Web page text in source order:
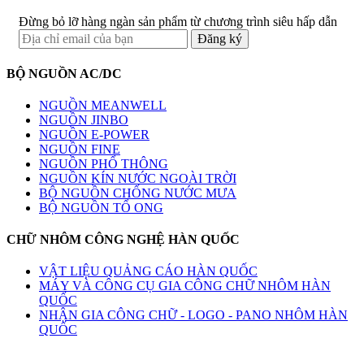
Đừng bỏ lỡ hàng ngàn sản phẩm từ chương trình siêu hấp dẫn
BỘ NGUỒN AC/DC
NGUỒN MEANWELL
NGUỒN JINBO
NGUỒN E-POWER
NGUỒN FINE
NGUỒN PHỔ THÔNG
NGUỒN KÍN NƯỚC NGOÀI TRỜI
BỘ NGUỒN CHỐNG NƯỚC MƯA
BỘ NGUỒN TỔ ONG
CHỮ NHÔM CÔNG NGHỆ HÀN QUỐC
VẬT LIỆU QUẢNG CÁO HÀN QUỐC
MÁY VÀ CÔNG CỤ GIA CÔNG CHỮ NHÔM HÀN
QUỐC
NHẬN GIA CÔNG CHỮ - LOGO - PANO NHÔM HÀN
QUỐC